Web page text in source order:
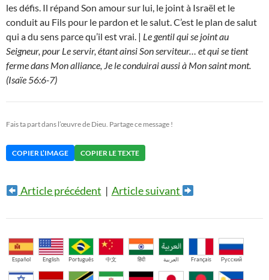
les défis. Il répand Son amour sur lui, le joint à Israël et le
conduit au Fils pour le pardon et le salut. C’est le plan de salut
qui a du sens parce qu’il est vrai. | Le gentil qui se joint au
Seigneur, pour Le servir, étant ainsi Son serviteur… et qui se tient
ferme dans Mon alliance, Je le conduirai aussi à Mon saint mont.
(Isaïe 56:6-7)
Fais ta part dans l’œuvre de Dieu. Partage ce message !
COPIER L’IMAGE COPIER LE TEXTE
Article précédent | Article suivant
Español English Português 中文 हिंदी العربية Français Русский